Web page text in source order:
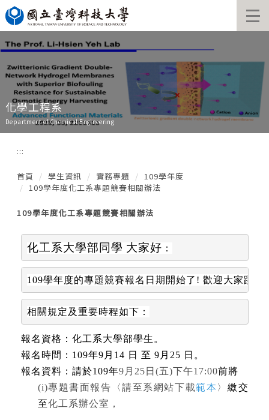
跳
到
主
要
內
容
區
化學工程系
Department of Chemical Engineering
:::
首頁 學生資訊 實務專題
109學年度
109學年度化工系專題競賽相關辦法
109學年度化工系專題競賽相關辦法
化工系大學部同學 大家好 ：
109學年度的專題競賽報名日期開始了 ! 歡迎大家踴躍
相關規定 及重要時程如下：
報名資格：化工系大學部學生。
報名時間： 109年9 月 14 日 至 9 月 25 日。
報名資料：請於109年9 月 25 日 (五)下午17:00前將
(i)專題書面報告〈請至系網站下載範本 〉 繳交
至化工系辦公室，